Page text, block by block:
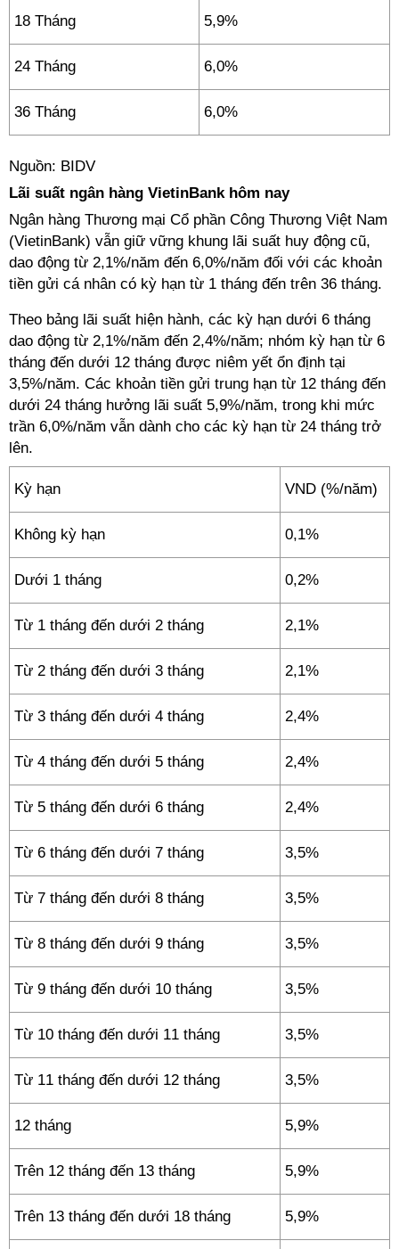
18 Tháng 5,9%
24 Tháng 6,0%
36 Tháng 6,0%
Nguồn: BIDV
Lãi suất ngân hàng VietinBank hôm nay
Ngân hàng Thương mại Cổ phần Công Thương Việt Nam
(VietinBank) vẫn giữ vững khung lãi suất huy động cũ,
dao động từ 2,1%/năm đến 6,0%/năm đối với các khoản
tiền gửi cá nhân có kỳ hạn từ 1 tháng đến trên 36 tháng.
Theo bảng lãi suất hiện hành, các kỳ hạn dưới 6 tháng
dao động từ 2,1%/năm đến 2,4%/năm; nhóm kỳ hạn từ 6
tháng đến dưới 12 tháng được niêm yết ổn định tại
3,5%/năm. Các khoản tiền gửi trung hạn từ 12 tháng đến
dưới 24 tháng hưởng lãi suất 5,9%/năm, trong khi mức
trần 6,0%/năm vẫn dành cho các kỳ hạn từ 24 tháng trở
lên.
Kỳ hạn VND (%/năm)
Không kỳ hạn 0,1%
Dưới 1 tháng 0,2%
Từ 1 tháng đến dưới 2 tháng 2,1%
Từ 2 tháng đến dưới 3 tháng 2,1%
Từ 3 tháng đến dưới 4 tháng 2,4%
Từ 4 tháng đến dưới 5 tháng 2,4%
Từ 5 tháng đến dưới 6 tháng 2,4%
Từ 6 tháng đến dưới 7 tháng 3,5%
Từ 7 tháng đến dưới 8 tháng 3,5%
Từ 8 tháng đến dưới 9 tháng 3,5%
Từ 9 tháng đến dưới 10 tháng 3,5%
Từ 10 tháng đến dưới 11 tháng 3,5%
Từ 11 tháng đến dưới 12 tháng 3,5%
12 tháng 5,9%
Trên 12 tháng đến 13 tháng 5,9%
Trên 13 tháng đến dưới 18 tháng 5,9%